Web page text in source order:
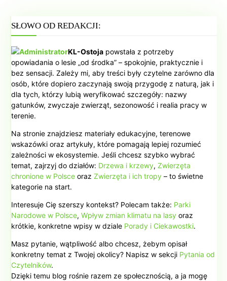
SŁOWO OD REDAKCJI:
KL-Ostoja powstała z potrzeby
opowiadania o lesie „od środka” – spokojnie, praktycznie i
bez sensacji. Zależy mi, aby treści były czytelne zarówno dla
osób, które dopiero zaczynają swoją przygodę z naturą, jak i
dla tych, którzy lubią weryfikować szczegóły: nazwy
gatunków, zwyczaje zwierząt, sezonowość i realia pracy w
terenie.
Na stronie znajdziesz materiały edukacyjne, terenowe
wskazówki oraz artykuły, które pomagają lepiej rozumieć
zależności w ekosystemie. Jeśli chcesz szybko wybrać
temat, zajrzyj do działów: Drzewa i krzewy, Zwierzęta
chronione w Polsce oraz Zwierzęta i ich tropy – to świetne
kategorie na start.
Interesuje Cię szerszy kontekst? Polecam także: Parki
Narodowe w Polsce, Wpływ zmian klimatu na lasy oraz
krótkie, konkretne wpisy w dziale Porady i Ciekawostki.
Masz pytanie, wątpliwość albo chcesz, żebym opisał
konkretny temat z Twojej okolicy? Napisz w sekcji Pytania od
Czytelników.
Dzięki temu blog rośnie razem ze społecznością, a ja mogę